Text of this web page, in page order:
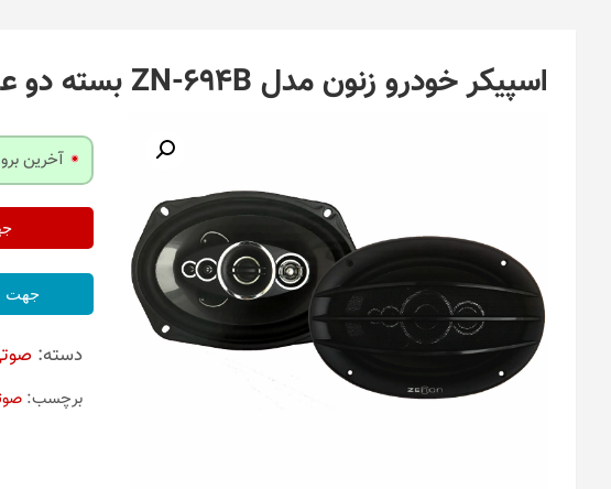
اسپیکر خودرو زنون مدل ZN-694B بسته دو عددی
آخرین
جهت
دسته:
برچسب: